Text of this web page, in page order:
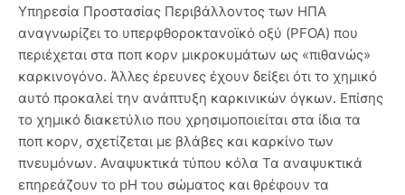
Υπηρεσία Προστασίας Περιβάλλοντος των ΗΠΑ
αναγνωρίζει το υπερφθοροκτανοϊκό οξύ (PFOA) που
περιέχεται στα ποπ κορν μικροκυμάτων ως «πιθανώς»
καρκινογόνο. Άλλες έρευνες έχουν δείξει ότι το χημικό
αυτό προκαλεί την ανάπτυξη καρκινικών όγκων. Επίσης
το χημικό διακετύλιο που χρησιμοποιείται στα ίδια τα
ποπ κορν, σχετίζεται με βλάβες και καρκίνο των
πνευμόνων. Αναψυκτικά τύπου κόλα Τα αναψυκτικά
επηρεάζουν το pH του σώματος και θρέφουν τα